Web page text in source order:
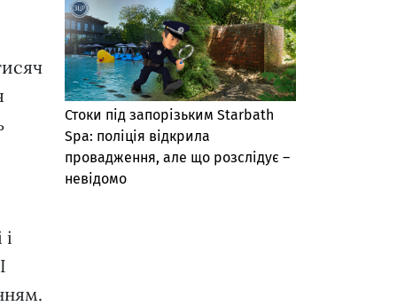
Стоки під запорізьким Starbath
Spa: поліція відкрила
провадження, але що розслідує –
невідомо